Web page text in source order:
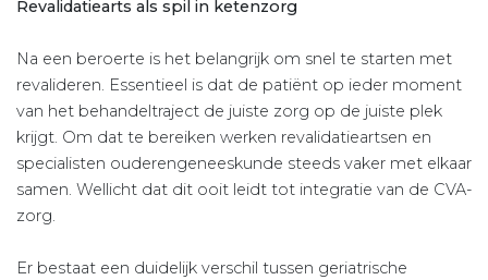
Revalidatiearts als spil in ketenzorg
Na een beroerte is het belangrijk om snel te starten met
revalideren. Essentieel is dat de patiënt op ieder moment
van het behandeltraject de juiste zorg op de juiste plek
krijgt. Om dat te bereiken werken revalidatieartsen en
specialisten ouderengeneeskunde steeds vaker met elkaar
samen. Wellicht dat dit ooit leidt tot integratie van de CVA-
zorg.
Er bestaat een duidelijk verschil tussen geriatrische